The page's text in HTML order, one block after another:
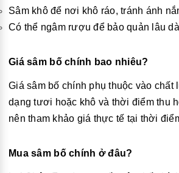
Sâm khô để nơi khô ráo, tránh ánh
Có thể ngâm rượu để bảo quản lâu
Giá sâm bố chính bao nhiêu?
Giá sâm bố chính phụ thuộc vào chất
dạng tươi hoặc khô và thời điểm thu
nên tham khảo giá thực tế tại thời
Mua sâm bố chính ở đâu?